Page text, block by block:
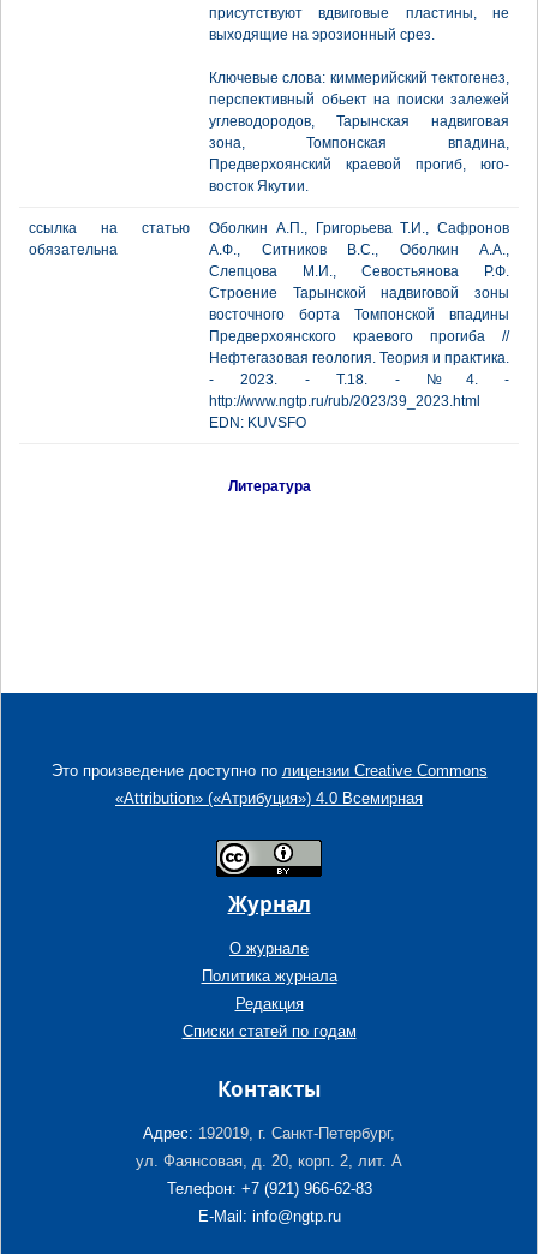
присутствуют вдвиговые пластины, не
выходящие на эрозионный срез.
Ключевые слова: киммерийский тектогенез,
перспективный обьект на поиски залежей
углеводородов, Тарынская надвиговая
зона, Томпонская впадина,
Предверхоянский краевой прогиб, юго-
восток Якутии.
ссылка на статью
обязательна
Оболкин А.П., Григорьева Т.И., Сафронов
А.Ф., Ситников В.С., Оболкин А.А.,
Слепцова М.И., Севостьянова Р.Ф.
Строение Тарынской надвиговой зоны
восточного борта Томпонской впадины
Предверхоянского краевого прогиба //
Нефтегазовая геология. Теория и практика.
- 2023. - Т.18. - №4. -
http://www.ngtp.ru/rub/2023/39_2023.html
EDN: KUVSFO
Литература
Это произведение доступно по лицензии Creative Commons
«Attribution» («Атрибуция») 4.0 Всемирная
Журнал
О журнале
Политика журнала
Редакция
Списки статей по годам
Контакты
Адрес: 192019, г. Санкт-Петербург,
ул. Фаянсовая, д. 20, корп. 2, лит. А
Телефон: +7 (921) 966-62-83
E-Mail: info@ngtp.ru